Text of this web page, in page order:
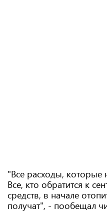
"Все расходы, которые
Все, кто обратится к
средств, в начале
получат", - пообещал